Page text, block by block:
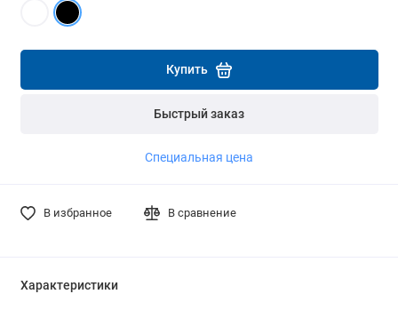
Купить
Быстрый заказ
Специальная цена
В избранное В сравнение
Характеристики